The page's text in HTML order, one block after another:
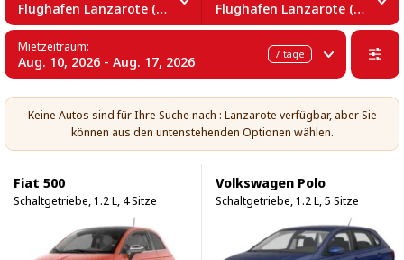
Flughafen Lanzarote (ACE) Flughafen Lanzarote (ACE)
Mietzeitraum:
Aug. 10, 2026 - Aug. 17, 2026 7 tage
Keine Autos sind für Ihre Suche nach : Lanzarote verfügbar, aber Sie
können aus den untenstehenden Optionen wählen.
Fiat 500
Schaltgetriebe, 1.2 L, 4 Sitze
Volkswagen Polo
Schaltgetriebe, 1.2 L, 5 Sitze